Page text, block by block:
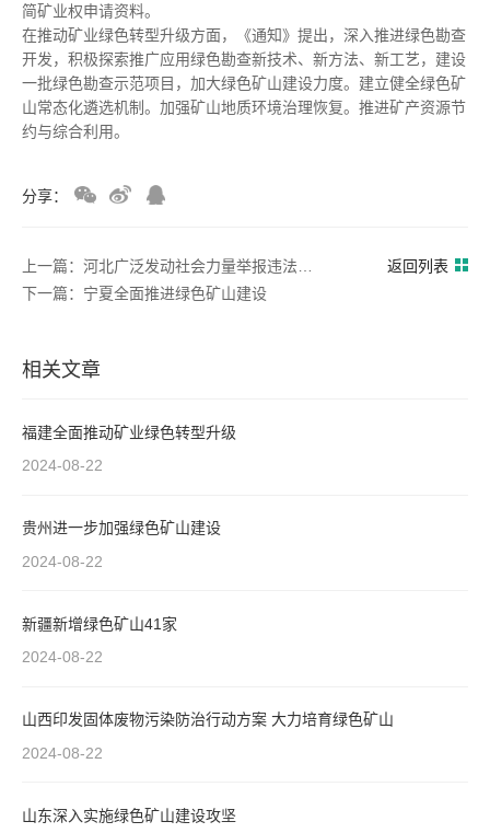
简矿业权申请资料。
在推动矿业绿色转型升级方面，《通知》提出，深入推进绿色勘查
开发，积极探索推广应用绿色勘查新技术、新方法、新工艺，建设
一批绿色勘查示范项目，加大绿色矿山建设力度。建立健全绿色矿
山常态化遴选机制。加强矿山地质环境治理恢复。推进矿产资源节
约与综合利用。
分享：
返回列表
下一篇：宁夏全面推进绿色矿山建设
相关文章
福建全面推动矿业绿色转型升级
2024-08-22
贵州进一步加强绿色矿山建设
2024-08-22
新疆新增绿色矿山41家
2024-08-22
山西印发固体废物污染防治行动方案 大力培育绿色矿山
2024-08-22
山东深入实施绿色矿山建设攻坚